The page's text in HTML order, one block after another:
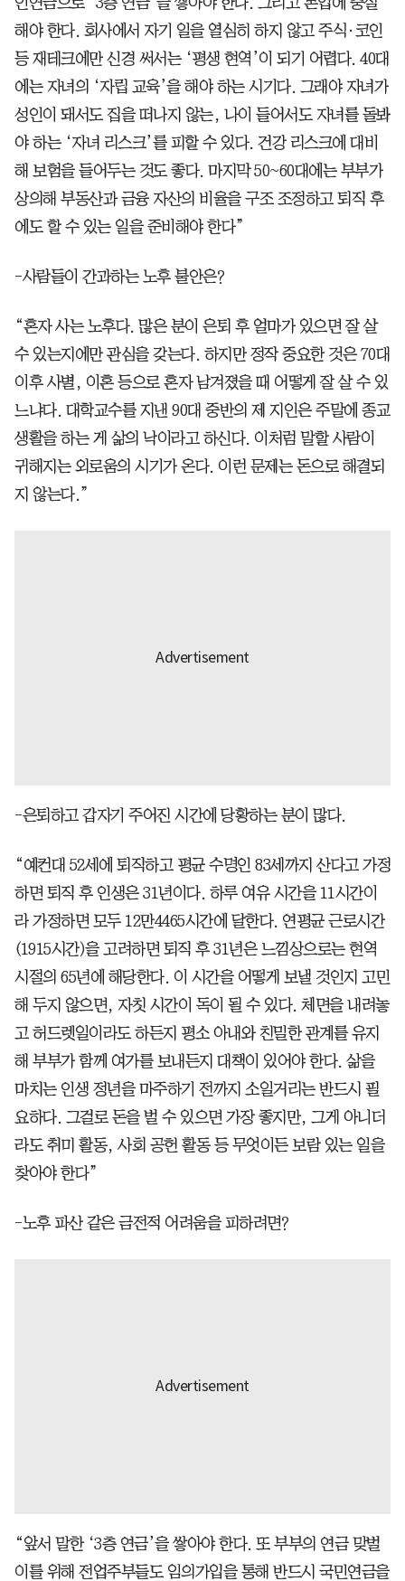
해야 한다. 회사에서 자기 일을 열심히 하지 않고 주식·코인
등 재테크에만 신경 써서는 ‘평생 현역’이 되기 어렵다. 40대
에는 자녀의 ‘자립 교육’을 해야 하는 시기다. 그래야 자녀가
성인이 돼서도 집을 떠나지 않는, 나이 들어서도 자녀를 돌봐
야 하는 ‘자녀 리스크’를 피할 수 있다. 건강 리스크에 대비
해 보험을 들어두는 것도 좋다. 마지막 50~60대에는 부부가
상의해 부동산과 금융 자산의 비율을 구조 조정하고 퇴직 후
에도 할 수 있는 일을 준비해야 한다”
-사람들이 간과하는 노후 불안은?
“혼자 사는 노후다. 많은 분이 은퇴 후 얼마가 있으면 잘 살
수 있는지에만 관심을 갖는다. 하지만 정작 중요한 것은 70대
이후 사별, 이혼 등으로 혼자 남겨졌을 때 어떻게 잘 살 수 있
느냐다. 대학교수를 지낸 90대 중반의 제 지인은 주말에 종교
생활을 하는 게 삶의 낙이라고 하신다. 이처럼 말할 사람이
귀해지는 외로움의 시기가 온다. 이런 문제는 돈으로 해결되
지 않는다.”
-은퇴하고 갑자기 주어진 시간에 당황하는 분이 많다.
“예컨대 52세에 퇴직하고 평균 수명인 83세까지 산다고 가정
하면 퇴직 후 인생은 31년이다. 하루 여유 시간을 11시간이
라 가정하면 모두 12만4465시간에 달한다. 연평균 근로시간
(1915시간)을 고려하면 퇴직 후 31년은 느낌상으로는 현역
시절의 65년에 해당한다. 이 시간을 어떻게 보낼 것인지 고민
해 두지 않으면, 자칫 시간이 독이 될 수 있다. 체면을 내려놓
고 허드렛일이라도 하든지 평소 아내와 친밀한 관계를 유지
해 부부가 함께 여가를 보내든지 대책이 있어야 한다. 삶을
마치는 인생 정년을 마주하기 전까지 소일거리는 반드시 필
요하다. 그걸로 돈을 벌 수 있으면 가장 좋지만, 그게 아니더
라도 취미 활동, 사회 공헌 활동 등 무엇이든 보람 있는 일을
찾아야 한다”
-노후 파산 같은 금전적 어려움을 피하려면?
“앞서 말한 ‘3층 연금’을 쌓아야 한다. 또 부부의 연금 맞벌
이를 위해 전업주부들도 임의가입을 통해 반드시 국민연금을